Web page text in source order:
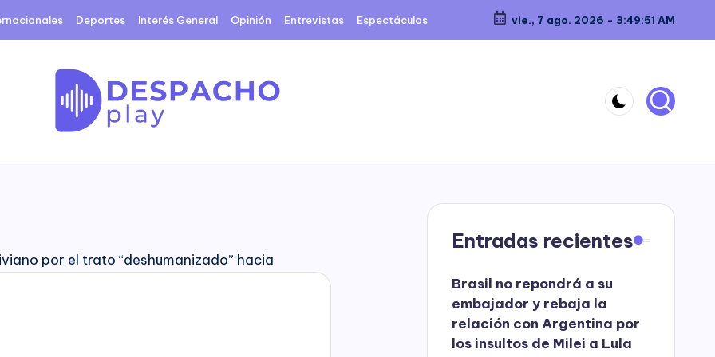
Deportes Interés General Opinión Entrevistas Espectáculos vie., 7 ago. 2026- 3:49:52 AM
D
p
Entradas recientes
Brasil no repondrá a su
embajador y rebaja la
relación con Argentina por
los insultos de Milei a Lula